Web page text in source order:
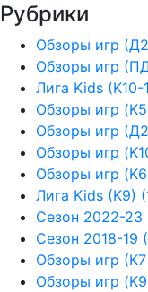
Рубрики
Обзоры игр
Обзоры игр
Лига Kids (K10-
Обзоры игр
Обзоры игр
Обзоры игр
Обзоры игр
Лига Kids (K9)
Сезон 2022-23
Сезон 2018-19
Обзоры игр
Обзоры игр